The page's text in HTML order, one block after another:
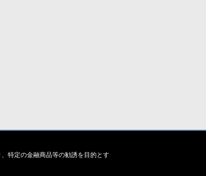
特定の金融商品等の勧誘を目的とす